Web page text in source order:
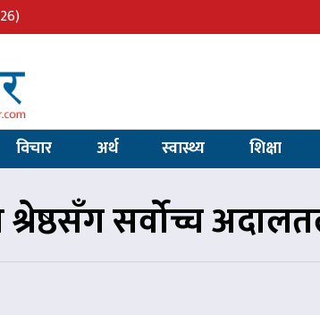
विचार अर्थ स्वास्थ्य शिक्षा
सर्वोच्च